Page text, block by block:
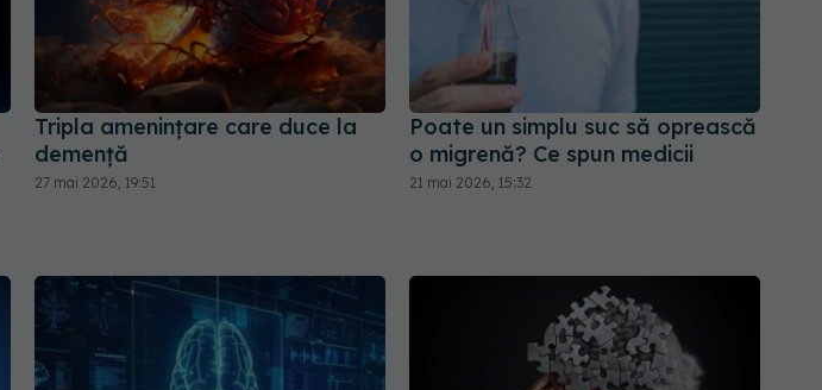
Tripla amenințare care duce la
demență
27 mai 2026, 19:51
Poate un simplu suc să oprească
o migrenă? Ce spun medicii
21 mai 2026, 15:32